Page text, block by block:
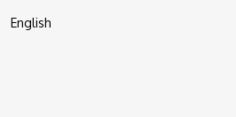
English